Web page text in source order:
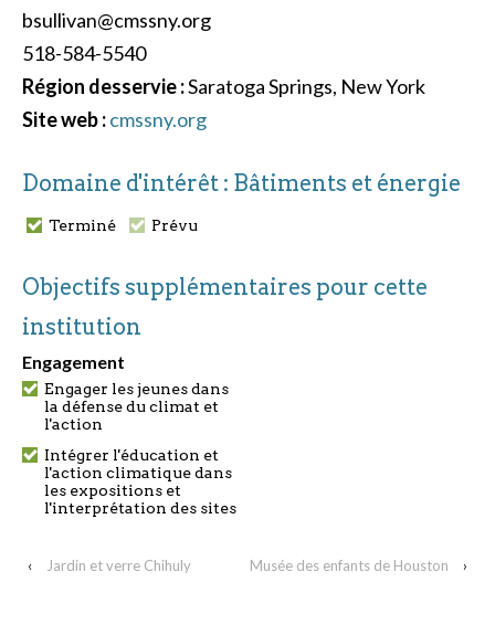
bsullivan@cmssny.org
518-584-5540
Région desservie :Saratoga Springs, New York
Site web :cmssny.org
Domaine d'intérêt : Bâtiments et énergie
Terminé Prévu
Objectifs supplémentaires pour cette
institution
Engagement
Engager les jeunes dans
la défense du climat et
l'action
Intégrer l'éducation et
l'action climatique dans
les expositions et
l'interprétation des sites
‹ Jardin et verre Chihuly Musée des enfants de Houston ›